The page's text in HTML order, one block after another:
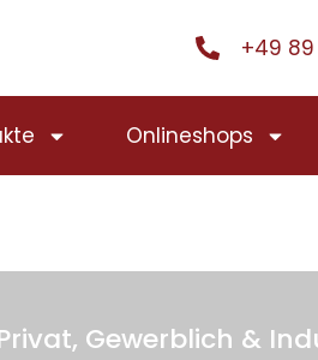
+49
Onlineshops
Gewerblich &